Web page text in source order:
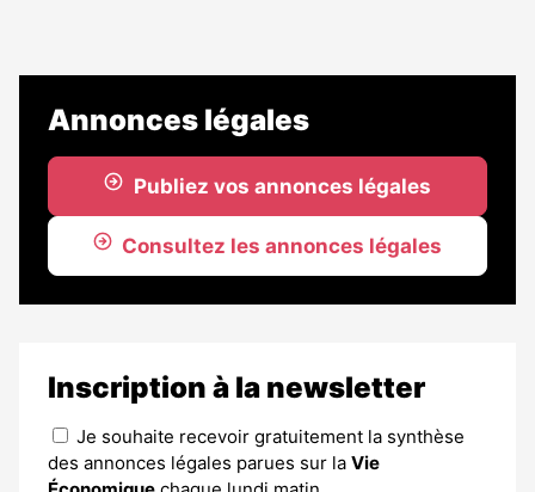
Annonces légales
Publiez vos annonces légales
Consultez les annonces légales
Inscription à la newsletter
Je souhaite recevoir gratuitement la synthèse
des annonces légales parues sur la Vie